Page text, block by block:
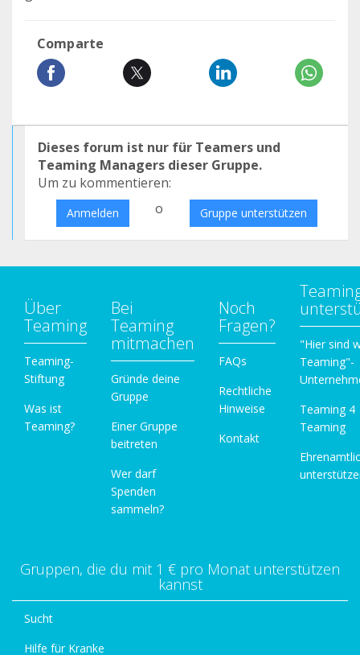
Comparte
Dieses forum ist nur für Teamers und
Teaming Managers dieser Gruppe.
Um zu kommentieren:
Anmelden o Gruppe unterstützen
Über
Teaming
Teaming-
Stiftung
Was ist
Teaming?
Bei
Teaming
mitmachen
Gründe deine
Gruppe
Einer Gruppe
beitreten
Wer darf
Spenden
sammeln?
Noch
Fragen?
FAQs
Rechtliche
Hinweise
Kontakt
"Hier sind
Teaming"-
Teaming 4
Teaming
Gruppen, die du mit 1 € pro Monat unterstützen
kannst
Sucht
Hilfe für Kranke